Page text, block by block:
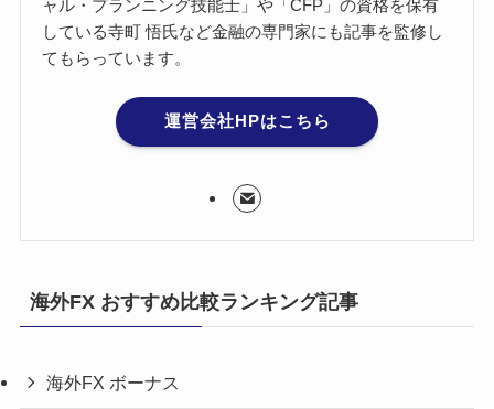
ャル・プランニング技能士」や「CFP」の資格を保有
している寺町 悟氏など金融の専門家にも記事を監修し
てもらっています。
運営会社HPはこちら
海外FX おすすめ比較ランキング記事
海外FX ボーナス